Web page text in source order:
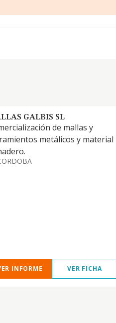
GALBIS SL
de mallas y
metálicos y material
INFORME VER FICHA